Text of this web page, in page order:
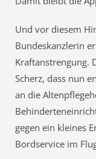
Und vor diesem
Bundeskanzlerin
Kraftanstrengung.
Scherz, dass nun
an die
gegen ein kleines
Bordservice im